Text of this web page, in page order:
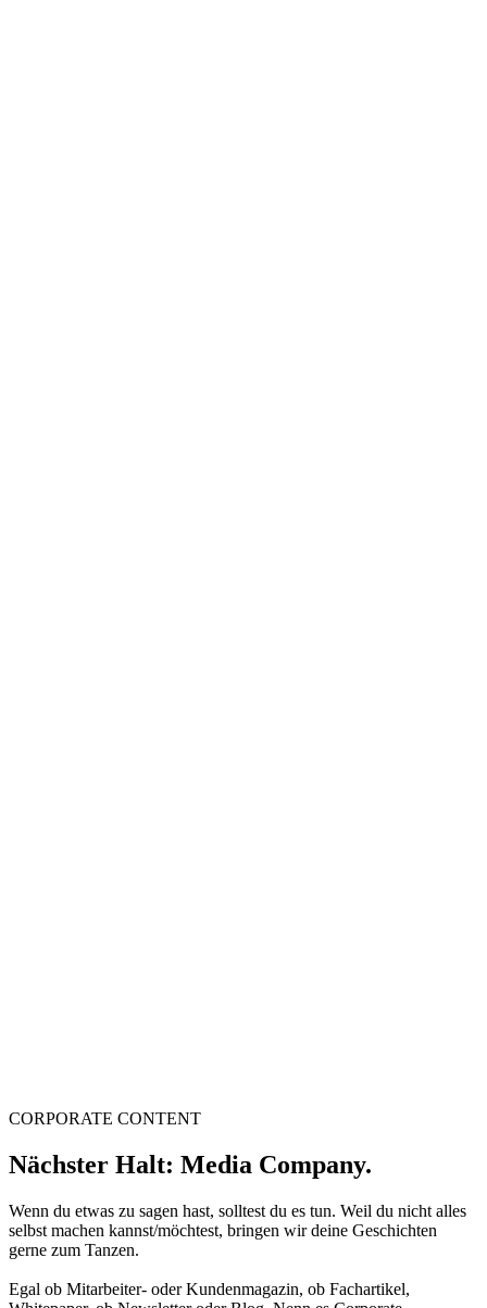
CORPORATE CONTENT
Nächster Halt: Media Company.
Wenn du etwas zu sagen hast, solltest du es tun. Weil du nicht alles
selbst machen kannst/möchtest, bringen wir deine Geschichten
gerne zum Tanzen.
Egal ob Mitarbeiter- oder Kundenmagazin, ob Fachartikel,